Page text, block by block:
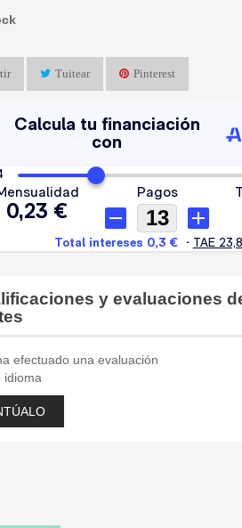
Tuitear Pinterest
y evaluaciones
efectuado una evaluación
idioma